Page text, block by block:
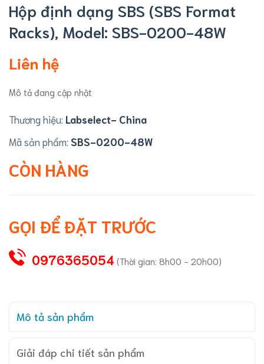
Hộp định dạng SBS (SBS Format
Racks), Model: SBS-0200-48W
Liên hệ
Mô tả đang cập nhật
Thương hiệu: Labselect- China
Mã sản phẩm: SBS-0200-48W
CÒN HÀNG
GỌI ĐỂ ĐẶT TRƯỚC
0976365054 (Thời gian: 8h00 - 20h00)
Mô tả sản phẩm
Giải đáp chi tiết sản phẩm